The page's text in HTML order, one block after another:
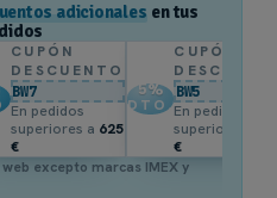
adicionales en tus
CUPÓN
DESCUENTO
BW7
En pedidos
superiores a 625
€
5%
DTO.
CUPÓN
BW5
En pedidos
superiores a
€
excepto marcas IMEX y